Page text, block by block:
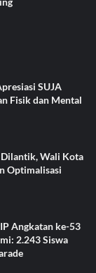
SUJA
Fisik dan Mental
Wali Kota
Optimalisasi
Angkatan ke-53
2.243 Siswa